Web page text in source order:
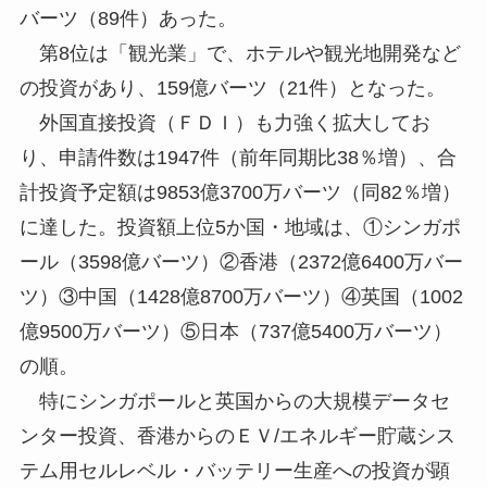
バーツ（89件）あった。
第8位は「観光業」で、ホテルや観光地開発など
の投資があり、159億バーツ（21件）となった。
外国直接投資（ＦＤＩ）も力強く拡大してお
り、申請件数は1947件（前年同期比38％増）、合
計投資予定額は9853億3700万バーツ（同82％増）
に達した。投資額上位5か国・地域は、①シンガポ
ール（3598億バーツ）②香港（2372億6400万バー
ツ）③中国（1428億8700万バーツ）④英国（1002
億9500万バーツ）⑤日本（737億5400万バーツ）
の順。
特にシンガポールと英国からの大規模データセ
ンター投資、香港からのＥＶ/エネルギー貯蔵シス
テム用セルレベル・バッテリー生産への投資が顕